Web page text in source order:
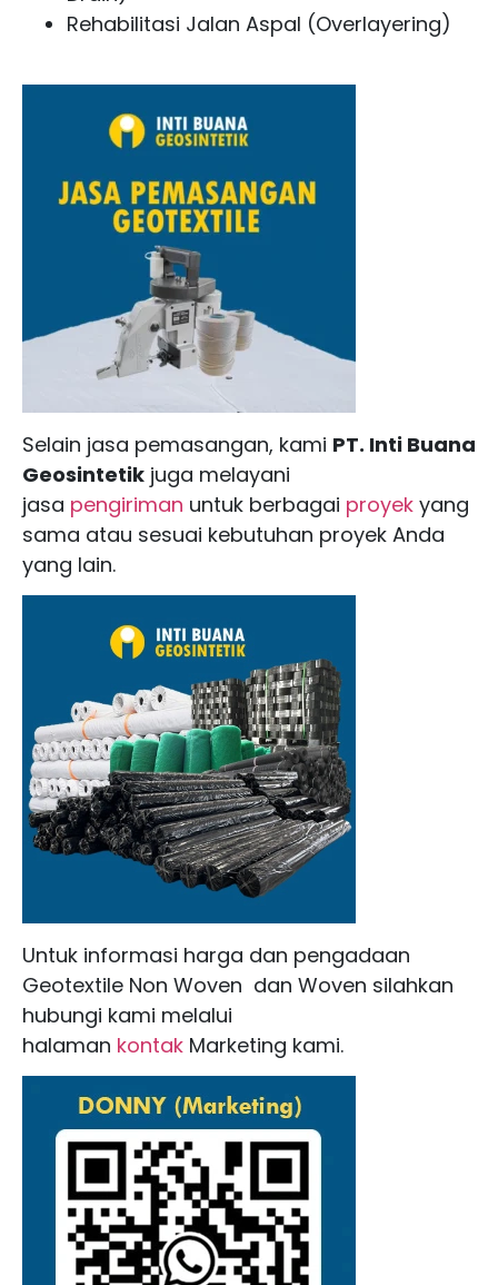
Rehabilitasi Jalan Aspal (Overlayering)
Selain jasa pemasangan, kami PT. Inti Buana
Geosintetik juga melayani
jasa pengiriman untuk berbagai proyek yang
sama atau sesuai kebutuhan proyek Anda
yang lain.
Untuk informasi harga dan pengadaan
Geotextile Non Woven dan Woven silahkan
hubungi kami melalui
halaman kontak Marketing kami.